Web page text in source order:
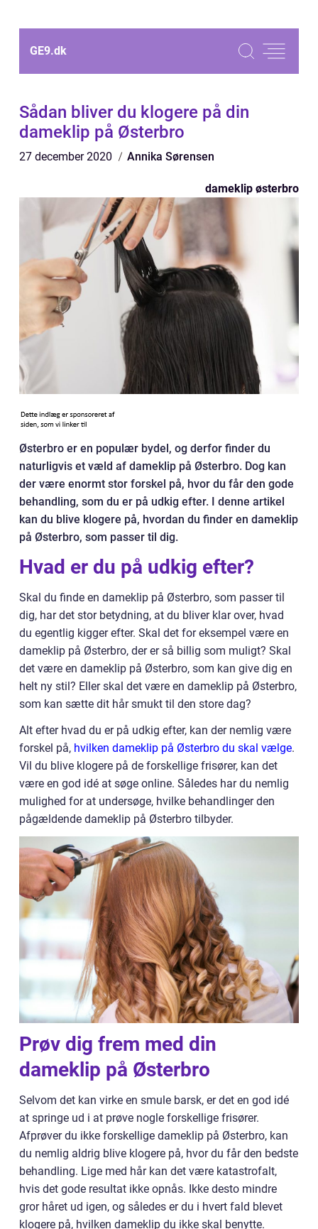
GE9.dk
Sådan bliver du klogere på din
dameklip på Østerbro
27 december 2020 Annika Sørensen
dameklip østerbro
Østerbro er en populær bydel, og derfor finder du
naturligvis et væld af dameklip på Østerbro. Dog kan
der være enormt stor forskel på, hvor du får den gode
behandling, som du er på udkig efter. I denne artikel
kan du blive klogere på, hvordan du finder en dameklip
på Østerbro, som passer til dig.
Hvad er du på udkig efter?
Skal du finde en dameklip på Østerbro, som passer til
dig, har det stor betydning, at du bliver klar over, hvad
du egentlig kigger efter. Skal det for eksempel være en
dameklip på Østerbro, der er så billig som muligt? Skal
det være en dameklip på Østerbro, som kan give dig en
helt ny stil? Eller skal det være en dameklip på Østerbro,
som kan sætte dit hår smukt til den store dag?
Alt efter hvad du er på udkig efter, kan der nemlig være
forskel på, hvilken dameklip på Østerbro du skal vælge.
Vil du blive klogere på de forskellige frisører, kan det
være en god idé at søge online. Således har du nemlig
mulighed for at undersøge, hvilke behandlinger den
pågældende dameklip på Østerbro tilbyder.
Prøv dig frem med din
dameklip på Østerbro
Selvom det kan virke en smule barsk, er det en god idé
at springe ud i at prøve nogle forskellige frisører.
Afprøver du ikke forskellige dameklip på Østerbro, kan
du nemlig aldrig blive klogere på, hvor du får den bedste
behandling. Lige med hår kan det være katastrofalt,
hvis det gode resultat ikke opnås. Ikke desto mindre
gror håret ud igen, og således er du i hvert fald blevet
klogere på, hvilken dameklip du ikke skal benytte.